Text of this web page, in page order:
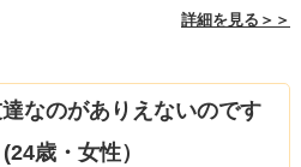
詳細を見る＞＞
なのがありえないのです
歳・女性）